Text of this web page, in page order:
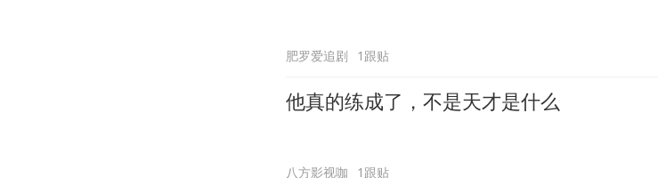
肥罗爱追剧 1跟贴
他真的练成了，不是天才是什么
八方影视咖 1跟贴